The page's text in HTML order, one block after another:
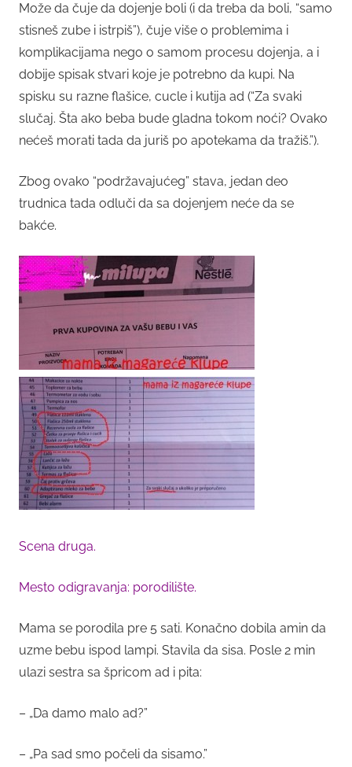
Može da čuje da dojenje boli (i da treba da boli, “samo
stisneš zube i istrpiš”), čuje više o problemima i
komplikacijama nego o samom procesu dojenja, a i
dobije spisak stvari koje je potrebno da kupi. Na
spisku su razne flašice, cucle i kutija ad (“Za svaki
slučaj. Šta ako beba bude gladna tokom noći? Ovako
nećeš morati tada da juriš po apotekama da tražiš.”).
Zbog ovako “podržavajućeg” stava, jedan deo
trudnica tada odluči da sa dojenjem neće da se
bakće.
Scena druga.
Mesto odigravanja: porodilište.
Mama se porodila pre 5 sati. Konačno dobila amin da
uzme bebu ispod lampi. Stavila da sisa. Posle 2 min
ulazi sestra sa špricom ad i pita:
– „Da damo malo ad?”
– „Pa sad smo počeli da sisamo.”